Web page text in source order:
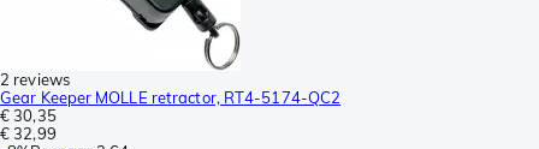
2 reviews
Gear Keeper MOLLE retractor, RT4-5174-QC2
€ 30,35
€ 32,99